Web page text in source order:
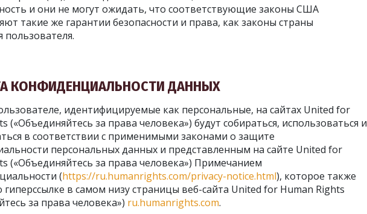
и они не могут ожидать, что соответствующие законы США
такие же гарантии безопасности и права, как законы страны
КОНФИДЕНЦИАЛЬНОСТИ ДАННЫХ
идентифицируемые как персональные, на сайтах United for
(«Объединяйтесь за права человека») будут собираться, использоваться и
в соответствии с применимыми законами о защите
персональных данных и представленным на сайте United for
(«Объединяйтесь за права человека») Примечанием
(https://ru.humanrights.com/privacy-notice.html), которое также
гиперссылке в самом низу страницы веб-сайта United for Human Rights
за права человека») ru.humanrights.com.